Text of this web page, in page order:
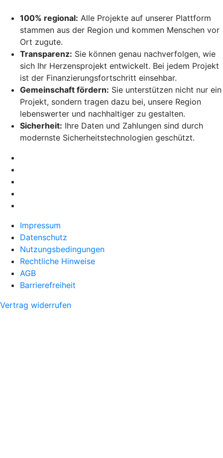
100% regional: Alle Projekte auf unserer Plattform
stammen aus der Region und kommen Menschen vor
Ort zugute.
Transparenz: Sie können genau nachverfolgen, wie
sich Ihr Herzensprojekt entwickelt. Bei jedem Projekt
ist der Finanzierungsfortschritt einsehbar.
Gemeinschaft fördern: Sie unterstützen nicht nur ein
Projekt, sondern tragen dazu bei, unsere Region
lebenswerter und nachhaltiger zu gestalten.
Sicherheit: Ihre Daten und Zahlungen sind durch
modernste Sicherheitstechnologien geschützt.
Impressum
Datenschutz
Nutzungsbedingungen
Rechtliche Hinweise
AGB
Barrierefreiheit
Vertrag widerrufen